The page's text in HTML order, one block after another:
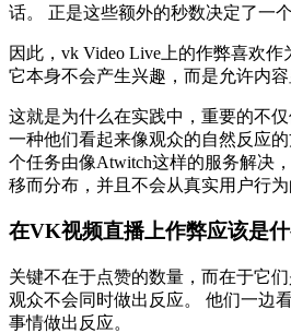
话。 正是这些额外的秒数决定了一
因此，vk Video Live上的作弊喜欢作
它本身不会产生兴趣，而是允许内容
这就是为什么在实践中，重要的不
一种他们看起来像观众的自然反应
个任务由像Atwitch这样的服务解决
移而分布，并且不会从真实用户行为
在VK视频直播上作弊应该是
关键不在于点赞的数量，而在于它
观众不会同时做出反应。 他们一边
事情做出反应。